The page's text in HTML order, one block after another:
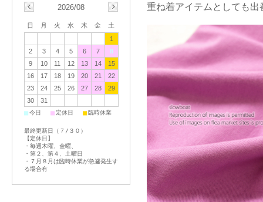
重ね着アイテムとしても
2026/08
日 月 火 水 木 金
土
1
2
3 4 5 6 7
8
9
10 11 12 13 14
15
16
17 18 19 20 21
22
23
24 25 26 27 28
29
30
31
■今日 ■定休日 ■臨時休業
最終更新日（７/３０）
【定休日】
・毎週木曜、金曜、
・第２、第４、土曜日
・７月８月は臨時休業が急遽発生す
る場合有